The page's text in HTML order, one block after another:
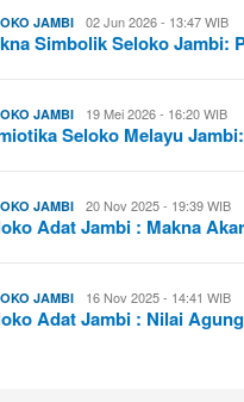
JAMBI 02 Jun 2026 - 13:47 WIB
Simbolik Seloko Jambi:
JAMBI 19 Mei 2026 - 16:20 WIB
Seloko Melayu
JAMBI 20 Nov 2025 - 19:39 WIB
Adat Jambi : Makna
JAMBI 16 Nov 2025 - 14:41 WIB
Adat Jambi : Nilai